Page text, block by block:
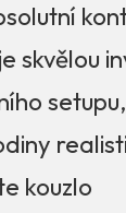
skvělou
kouzlo